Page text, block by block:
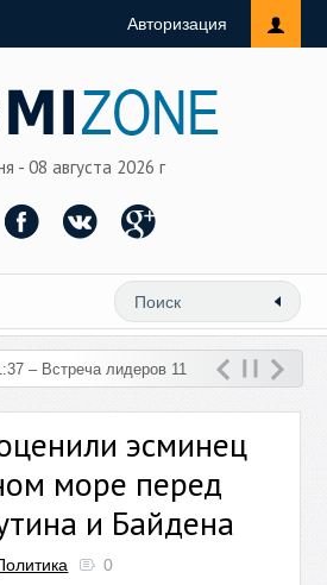
Авторизация
- 08 августа 2026 г
– Встреча лидеров 11
за теракта в Анкарэсминец
море перед
и Байдена
0